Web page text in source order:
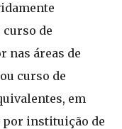
de
nas áreas de
curso de
em
por instituição de